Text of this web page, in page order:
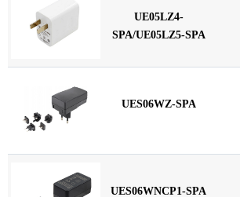
UE05LZ4-
SPA/UE05LZ5-SPA
UES06WZ-SPA
UES06WNCP1-SPA